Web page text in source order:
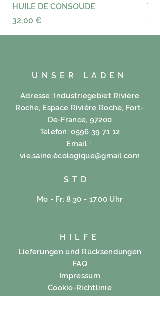
HUILE DE CONSOUDE
Preis
32,00 €
UNSER LADEN
Adresse: Industriegebiet Rivière
Roche, Espace Rivière Roche, Fort-
De-France, 97200
Telefon:0596 39 71 12
Email :
vie.saine.écologique@gmail.com
STD
Mo - Fr: 8.30 - 17.00 Uhr
HILFE
Lieferungen und Rücksendungen
FAQ
Impressum
Cookie-Richtlinie